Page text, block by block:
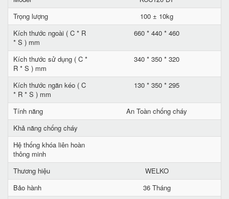
Trọng lượng
100 ± 10kg
Kích thước ngoài ( C * R
* S ) mm
660 * 440 * 460
Kích thước sử dụng ( C *
R * S ) mm
340 * 350 * 320
Kích thước ngăn kéo ( C
* R * S ) mm
130 * 350 * 295
Tính năng
An Toàn chống cháy
Khả năng chống cháy
Hệ thống khóa liên hoàn
thông minh
Thương hiệu
WELKO
Bảo hành
36 Tháng